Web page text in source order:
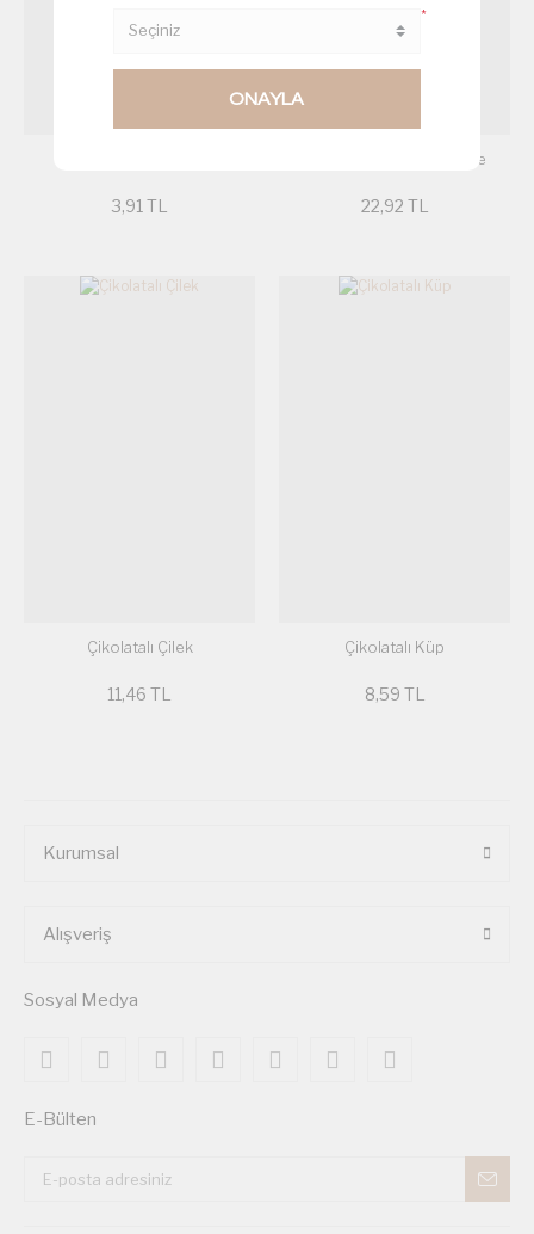
3,91 TL
Damla Çikolatalı Cupcake
22,92 TL
Çikolatalı Çilek
11,46 TL
Çikolatalı Küp
8,59 TL
Kurumsal
Alışveriş
Sosyal Medya
E-Bülten
*
ONAYLA